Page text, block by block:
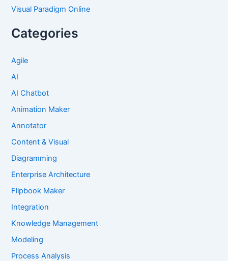
Visual Paradigm Online
Categories
Agile
AI
AI Chatbot
Animation Maker
Annotator
Content & Visual
Diagramming
Enterprise Architecture
Flipbook Maker
Integration
Knowledge Management
Modeling
Process Analysis